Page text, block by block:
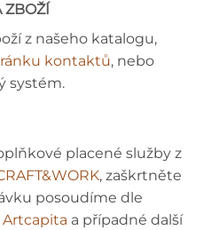
ZBOŽÍ
z našeho katalogu,
kontaktů, nebo
systém.
placené služby z
, zaškrtněte
posoudíme dle
a případné další